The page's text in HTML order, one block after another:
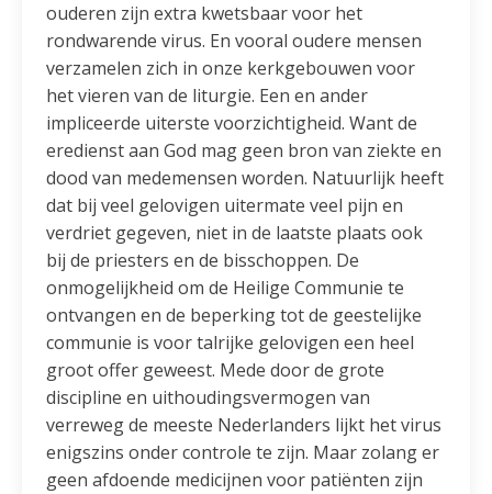
ouderen zijn extra kwetsbaar voor het
rondwarende virus. En vooral oudere mensen
verzamelen zich in onze kerkgebouwen voor
het vieren van de liturgie. Een en ander
impliceerde uiterste voorzichtigheid. Want de
eredienst aan God mag geen bron van ziekte en
dood van medemensen worden. Natuurlijk heeft
dat bij veel gelovigen uitermate veel pijn en
verdriet gegeven, niet in de laatste plaats ook
bij de priesters en de bisschoppen. De
onmogelijkheid om de Heilige Communie te
ontvangen en de beperking tot de geestelijke
communie is voor talrijke gelovigen een heel
groot offer geweest. Mede door de grote
discipline en uithoudingsvermogen van
verreweg de meeste Nederlanders lijkt het virus
enigszins onder controle te zijn. Maar zolang er
geen afdoende medicijnen voor patiënten zijn